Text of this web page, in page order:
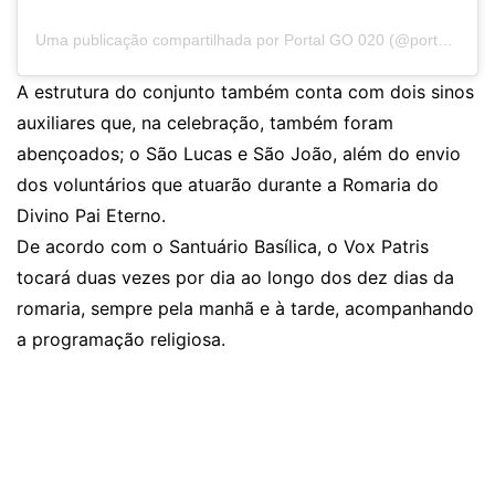
A estrutura do conjunto também conta com dois sinos
auxiliares que, na celebração, também foram
abençoados; o São Lucas e São João, além do envio
dos voluntários que atuarão durante a Romaria do
Divino Pai Eterno.
De acordo com o Santuário Basílica, o Vox Patris
tocará duas vezes por dia ao longo dos dez dias da
romaria, sempre pela manhã e à tarde, acompanhando
a programação religiosa.